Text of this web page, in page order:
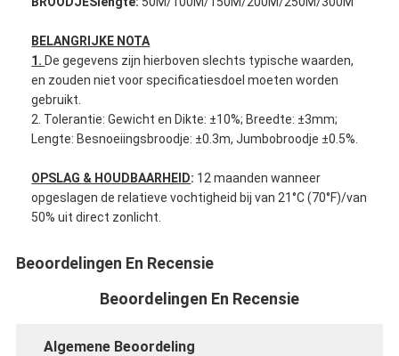
Kwaliteitscontrole
Contacteer ons
Zelfklevende Isolatieband
De Isolatieband van de glasdoek
De Plakband van de glasdoek
BELANGRIJKE NOTA
1. De gegevens zijn hierboven slechts typische waarden,
en zouden niet voor specificatiesdoel moeten worden
gebruikt.
2. Tolerantie: Gewicht en Dikte: ±10%; Breedte: ±3mm;
Lengte: Besnoeiingsbroodje: ±0.3m, Jumbobroodje ±0.5%.
OPSLAG & HOUDBAARHEID: 12 maanden wanneer
opgeslagen de relatieve vochtigheid bij van 21°C (70°F)/van
50% uit direct zonlicht.
Beoordelingen En Recensie
Beoordelingen En Recensie
Algemene Beoordeling